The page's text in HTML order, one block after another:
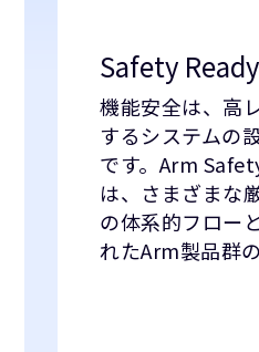
Safety
機能安全は、高
するシステムの
です。Arm
は、さまざまな
の体系的フロー
れたArm製品群